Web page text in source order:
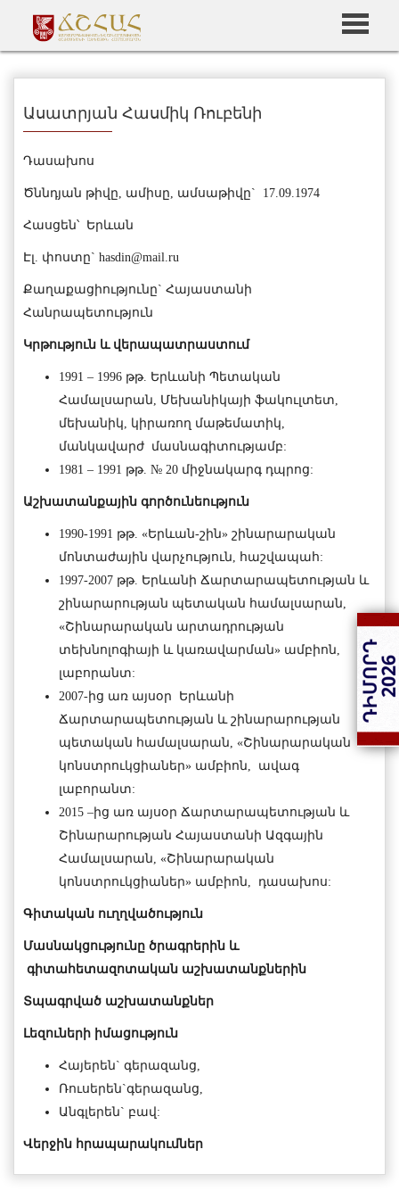
Ասատրյան Հասմիկ Ռուբենի
Դասախոս
Ծննդյան թիվը, ամիսը, ամսաթիվը` 17.09.1974
Հասցեն՝ Երևան
Էլ. փոստը` hasdin@mail.ru
Քաղաքացիությունը` Հայաստանի
Հանրապետություն
Կրթություն և վերապատրաստում
1991 – 1996 թթ. Երևանի Պետական
Համալսարան, Մեխանիկայի ֆակուլտետ,
մեխանիկ, կիրառող մաթեմատիկ,
մանկավարժ մասնագիտությամբ:
1981 – 1991 թթ. № 20 միջնակարգ դպրոց:
Աշխատանքային գործունեություն
1990-1991 թթ. «Երևան-շին» շինարարական
մոնտաժային վարչություն, հաշվապահ:
1997-2007 թթ. Երևանի Ճարտարապետության և
շինարարության պետական համալսարան,
«Շինարարական արտադրության
տեխնոլոգիայի և կառավարման» ամբիոն,
լաբորանտ:
2007-ից առ այսօր Երևանի
Ճարտարապետության և շինարարության
պետական համալսարան, «Շինարարական
կոնստրուկցիաներ» ամբիոն, ավագ
լաբորանտ:
2015 –ից առ այսօր Ճարտարապետության և
Շինարարության Հայաստանի Ազգային
Համալսարան, «Շինարարական
կոնստրուկցիաներ» ամբիոն, դասախոս:
Գիտական ուղղվածություն
Մասնակցությունը ծրագրերին և
գիտահետազոտական աշխատանքներին
Տպագրված աշխատանքներ
Լեզուների իմացություն
Հայերեն` գերազանց,
Ռուսերեն`գերազանց,
Անգլերեն` բավ:
Վերջին հրապարակումներ